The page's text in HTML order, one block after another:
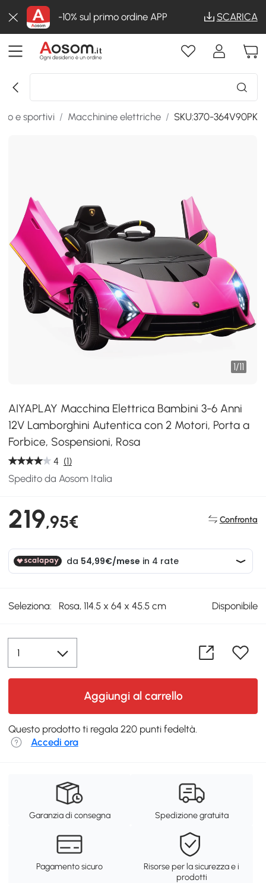
-10% sul primo ordine APP SCARICA
e sportivi / Macchinine elettriche / SKU:370-364V90PK
1/11
AIYAPLAY Macchina Elettrica Bambini 3-6 Anni
12V Lamborghini Autentica con 2 Motori, Porta a
Forbice, Sospensioni, Rosa
4 (1)
Spedito da Aosom Italia
219,95€ Confronta
Seleziona: Rosa, 114.5 x 64 x 45.5 cm Disponibile
Aggiungi al carrello
Questo prodotto ti regala 220 punti fedeltà.
Accedi ora
Garanzia di consegna Spedizione gratuita
Pagamento sicuro
Risorse per la sicurezza e i
prodotti